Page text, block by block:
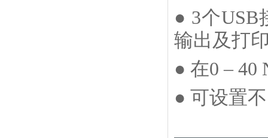
● 3个USB
输出及打
● 在0 –
● 可设置